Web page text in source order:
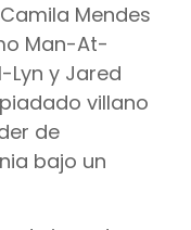
Mendes
Man-At-
Lyn y Jared
villano
de
bajo un